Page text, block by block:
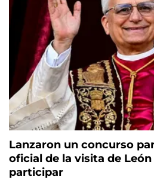
Lanzaron un concurso
oficial de la visita de
participar